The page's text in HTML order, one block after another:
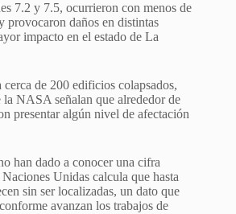
7.2 y 7.5, ocurrieron con menos de
provocaron daños en distintas
impacto en el estado de La
de 200 edificios colapsados,
la NASA señalan que alrededor de
presentar algún nivel de afectación
han dado a conocer una cifra
Unidas calcula que hasta
sin ser localizadas, un dato que
avanzan los trabajos de